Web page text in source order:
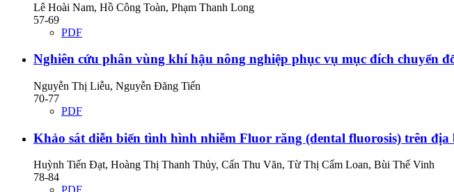
Lê Hoài Nam, Hồ Công Toàn, Phạm Thanh Long
57-69
PDF
Nghiên cứu phân vùng khí hậu nông nghiệp phục vụ mục đích chuyển
Nguyễn Thị Liễu, Nguyễn Đăng Tiến
70-77
PDF
Khảo sát diễn biến tình hình nhiễm Fluor răng (dental fluorosis) trên
Huỳnh Tiến Đạt, Hoàng Thị Thanh Thủy, Cấn Thu Văn, Từ Thị Cẩm Loan, Bùi Thế Vinh
78-84